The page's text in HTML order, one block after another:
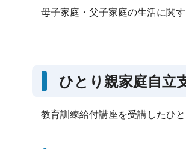
母子家庭・父子家庭の生活に関
ひとり親家庭自立
教育訓練給付講座を受講したひ